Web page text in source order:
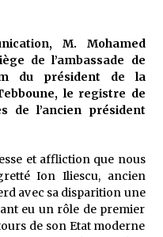
CPA lance une carte VISA
à l’étranger
du 1er août prochain :
numérique dédiée
: Ouverture des
du Prix national du
vendredi
M. Mohamed
de l’ambassade de
du président de la
le registre de
de l’ancien président
et affliction que nous
Ion Iliescu, ancien
avec sa disparition une
eu un rôle de premier
de son Etat moderne